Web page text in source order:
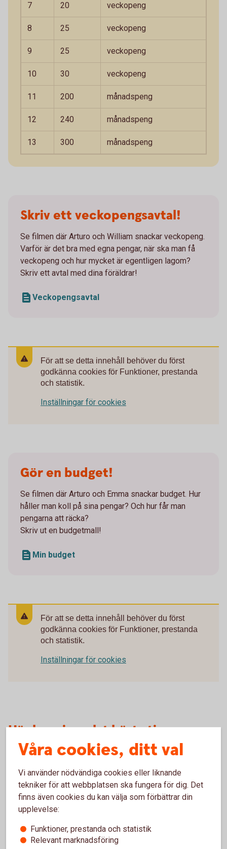
7 20 veckopeng
8 25 veckopeng
9 25 veckopeng
10 30 veckopeng
11 200 månadspeng
12 240 månadspeng
13 300 månadspeng
Skriv ett veckopengsavtal!
Se filmen där Arturo och William snackar veckopeng.
Varför är det bra med egna pengar, när ska man få
veckopeng och hur mycket är egentligen lagom?
Skriv ett avtal med dina föräldrar!
Veckopengsavtal
För att se detta innehåll behöver du först
godkänna cookies för Funktioner, prestanda
och statistik.
Inställningar för cookies
Gör en budget!
Se filmen där Arturo och Emma snackar budget. Hur
håller man koll på sina pengar? Och hur får man
pengarna att räcka?
Skriv ut en budgetmall!
Min budget
För att se detta innehåll behöver du först
godkänna cookies för Funktioner, prestanda
och statistik.
Inställningar för cookies
Här har vi samlat bästa tipsen som
ger dig koll på pengarna!
Så skyddar du ditt konto
Så blir du mer rea-smart
3 saker du kan göra om en influencer verkar
luras
Våra cookies, ditt val
Vi använder nödvändiga cookies eller liknande
tekniker för att webbplatsen ska fungera för dig. Det
finns även cookies du kan välja som förbättrar din
upplevelse:
Funktioner, prestanda och statistik
Relevant marknadsföring